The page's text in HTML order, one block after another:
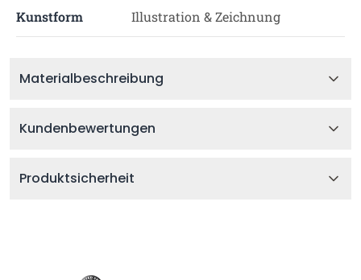
Kunstform Illustration & Zeichnung
Materialbeschreibung
Kundenbewertungen
Produktsicherheit